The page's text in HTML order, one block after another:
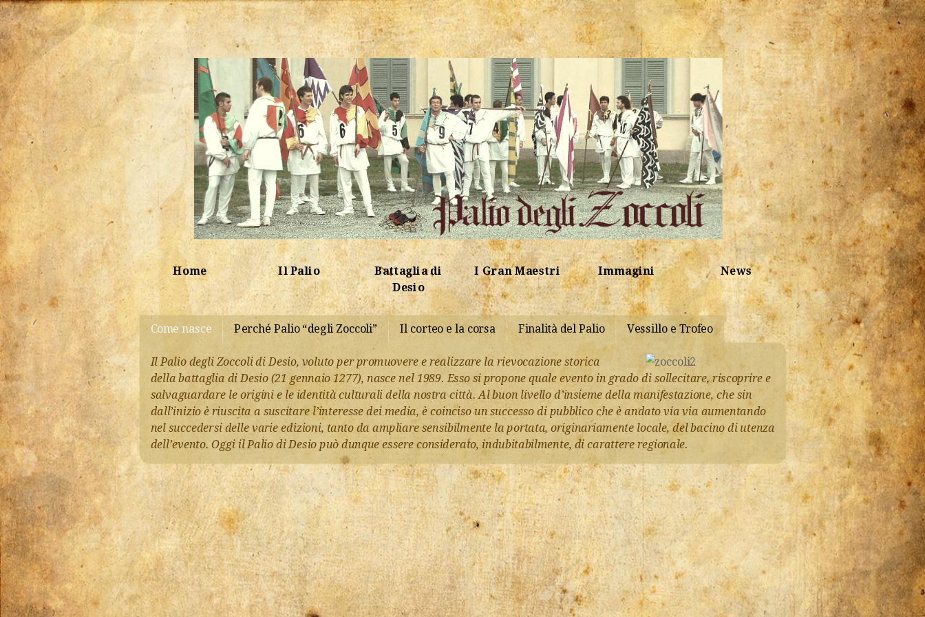
Home Il Palio
Battaglia di
Desio
I Gran Maestri Immagini News
Come nasce Perché Palio “degli Zoccoli” Il corteo e la corsa Finalità del Palio Vessillo e Trofeo
IlPalio degli Zoccoli di Desio, voluto per promuovere e realizzare la rievocazione storica
della battaglia di Desio (21 gennaio 1277), nasce nel 1989. Esso si propone quale evento in grado di sollecitare, riscoprire e
salvaguardare le origini e le identità culturali della nostra città. Al buon livello d’insieme della manifestazione, che sin
dall’inizio è riuscita a suscitare l’interesse dei media, è coinciso un successo di pubblico che è andato via via aumentando
nel succedersi delle varie edizioni, tanto da ampliare sensibilmente la portata, originariamente locale, del bacino di utenza
dell’evento. Oggi il Palio di Desio può dunque essere considerato, indubitabilmente, di carattere regionale.